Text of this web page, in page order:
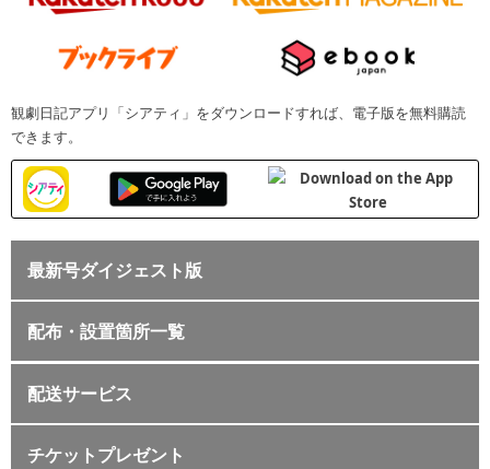
観劇日記アプリ「シアティ」をダウンロードすれば、電子版を無料購読
できます。
最新号ダイジェスト版
配布・設置箇所一覧
配送サービス
チケットプレゼント